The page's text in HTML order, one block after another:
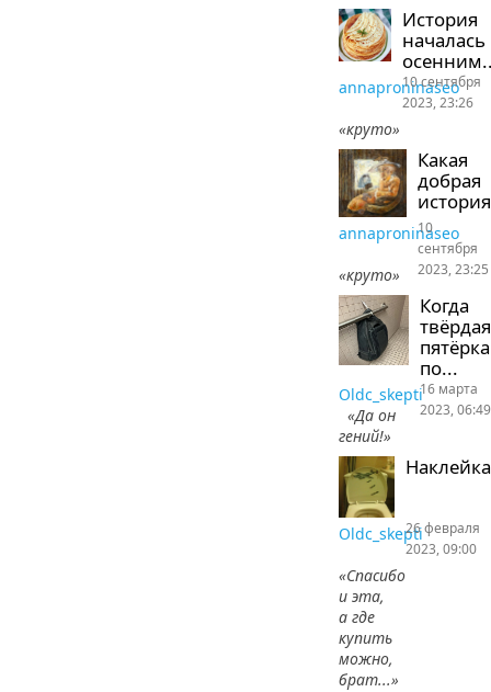
История
началась
annaproninaseo
«круто»
10 сентября
2023, 23:26
Какая
добрая
история
annaproninaseo
«круто»
10
сентября
2023, 23:25
Когда
твёрдая
пятёрка
по...
Oldc_skepti
«Да он
гений!»
16 марта
2023, 06:49
Наклейка
Oldc_skepti
«Спасибо
и эта,
а где
купить
можно,
брат...»
26 февраля
2023, 09:00